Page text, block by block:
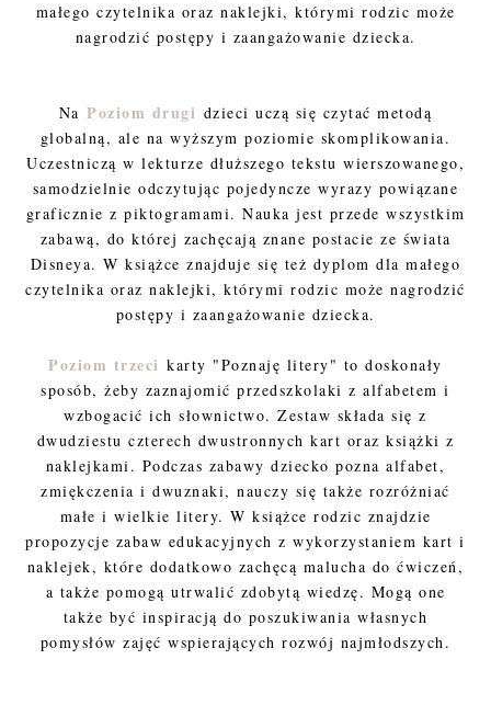
małego czytelnika oraz naklejki, którymi rodzic może
nagrodzić postępy i zaangażowanie dziecka.
Na Poziom drugi dzieci uczą się czytać metodą
globalną, ale na wyższym poziomie skomplikowania.
Uczestniczą w lekturze dłuższego tekstu wierszowanego,
samodzielnie odczytując pojedyncze wyrazy powiązane
graficznie z piktogramami. Nauka jest przede wszystkim
zabawą, do której zachęcają znane postacie ze świata
Disneya. W książce znajduje się też dyplom dla małego
czytelnika oraz naklejki, którymi rodzic może nagrodzić
postępy i zaangażowanie dziecka.
Poziom trzeci karty "Poznaję litery" to doskonały
sposób, żeby zaznajomić przedszkolaki z alfabetem i
wzbogacić ich słownictwo. Zestaw składa się z
dwudziestu czterech dwustronnych kart oraz książki z
naklejkami. Podczas zabawy dziecko pozna alfabet,
zmiękczenia i dwuznaki, nauczy się także rozróżniać
małe i wielkie litery. W książce rodzic znajdzie
propozycje zabaw edukacyjnych z wykorzystaniem kart i
naklejek, które dodatkowo zachęcą malucha do ćwiczeń,
a także pomogą utrwalić zdobytą wiedzę. Mogą one
także być inspiracją do poszukiwania własnych
pomysłów zajęć wspierających rozwój najmłodszych.